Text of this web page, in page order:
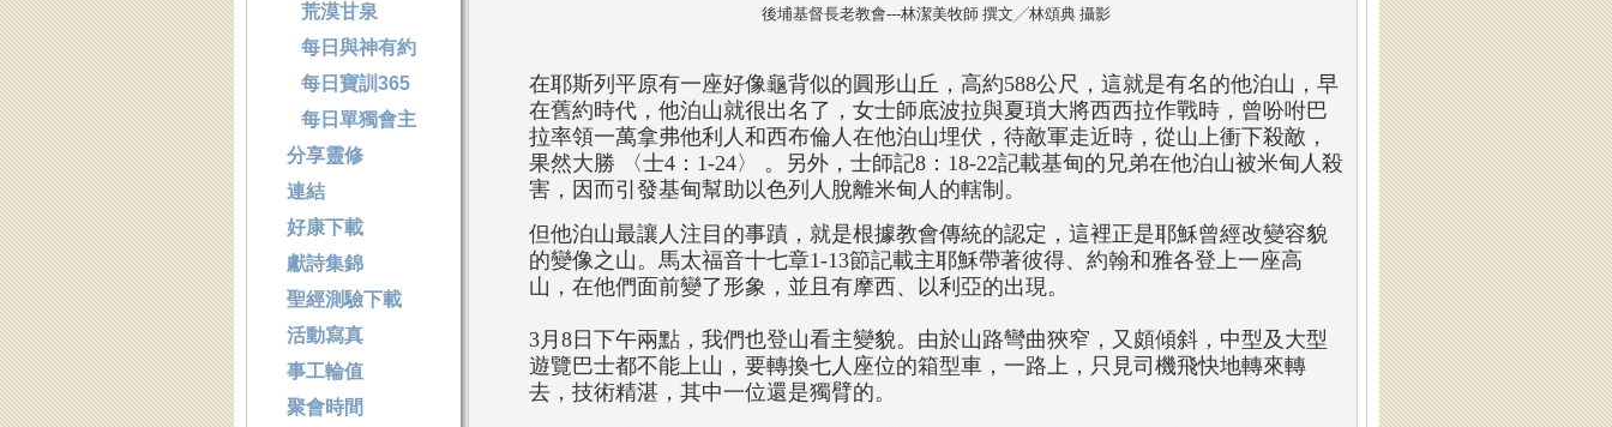
後埔基督長老教會---林潔美牧師 撰文╱林頌典 攝影
在耶斯列平原有一座好像龜背似的圓形山丘，高約588公尺，這就是有名的他泊山，早
在舊約時代，他泊山就很出名了，女士師底波拉與夏瑣大將西西拉作戰時，曾吩咐巴
拉率領一萬拿弗他利人和西布倫人在他泊山埋伏，待敵軍走近時，從山上衝下殺敵，
果然大勝 〈士4：1-24〉 。另外，士師記8：18-22記載基甸的兄弟在他泊山被米甸人殺
害，因而引發基甸幫助以色列人脫離米甸人的轄制。
但他泊山最讓人注目的事蹟，就是根據教會傳統的認定，這裡正是耶穌曾經改變容貌
的變像之山。馬太福音十七章1-13節記載主耶穌帶著彼得、約翰和雅各登上一座高
山，在他們面前變了形象，並且有摩西、以利亞的出現。
3月8日下午兩點，我們也登山看主變貌。由於山路彎曲狹窄，又頗傾斜，中型及大型
遊覽巴士都不能上山，要轉換七人座位的箱型車，一路上，只見司機飛快地轉來轉
去，技術精湛，其中一位還是獨臂的。
荒漠甘泉
每日與神有約
每日寶訓365
每日單獨會主
分享靈修
連結
好康下載
獻詩集錦
聖經測驗下載
活動寫真
事工輪值
聚會時間